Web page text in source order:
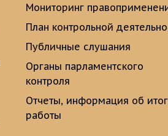
Мониторинг
План контрольной
Публичные слушания
Органы парламентского
контроля
Отчеты, информация об
работы